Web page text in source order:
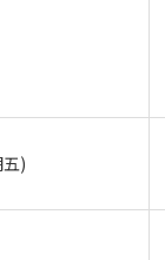
)